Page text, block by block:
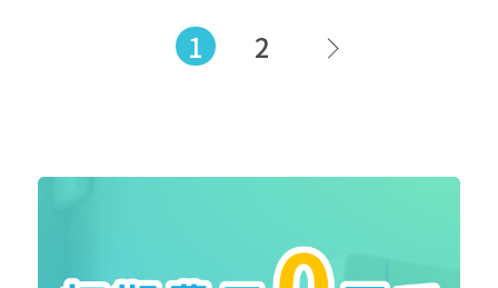
1 2